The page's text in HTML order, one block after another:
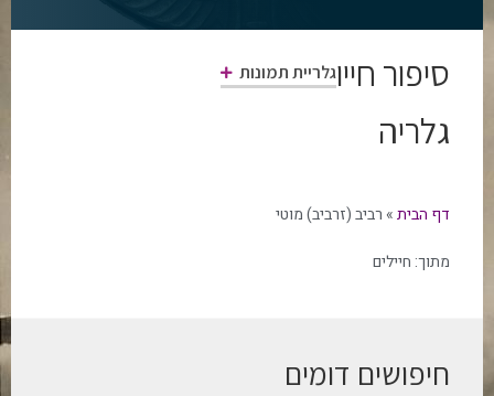
סיפור חייוגלריית תמונות
גלריה
דף הבית» רביב (זרביב) מוטי
מתוך: חיילים
חיפושים דומים